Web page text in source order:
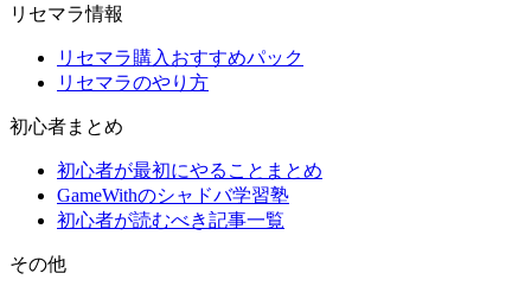
リセマラ情報
リセマラ購入おすすめパック
リセマラのやり方
初心者まとめ
初心者が最初にやることまとめ
GameWithのシャドバ学習塾
初心者が読むべき記事一覧
その他